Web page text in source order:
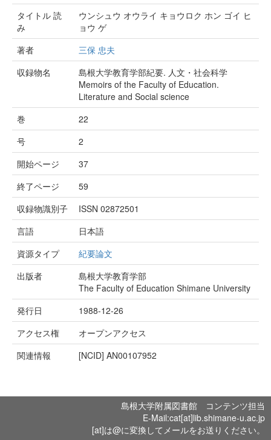
タイトル 読
み
ウンシュウ オウライ キョウロク ホン ゴイ ヒ
ョウ ゲ
著者
三保 忠夫
収録物名
島根大学教育学部紀要. 人文・社会科学
Memoirs of the Faculty of Education.
Literature and Social science
巻
22
号
2
開始ページ
37
終了ページ
59
収録物識別子
ISSN 02872501
言語
日本語
資源タイプ
紀要論文
出版者
島根大学教育学部
The Faculty of Education Shimane University
発行日
1988-12-26
アクセス権
オープンアクセス
関連情報
[NCID] AN00107952
島根大学附属図書館 コンテンツ担当
E-Mail:cat[at]lib.shimane-u.ac.jp
[at]は@に変換してメールをお送りください。